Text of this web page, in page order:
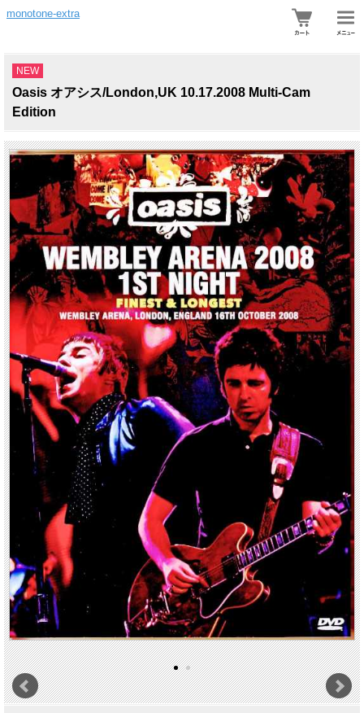
monotone-extra
NEW
Oasis オアシス/London,UK 10.17.2008 Multi-Cam
Edition